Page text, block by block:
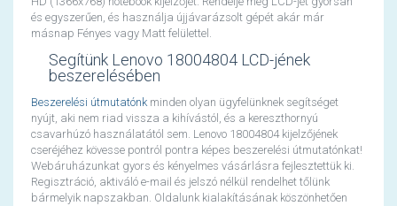
és egyszerűen, és használja újjávarázsolt gépét akár már
másnap Fényes vagy Matt felülettel.
Segítünk Lenovo 18004804 LCD-jének
beszerelésében
Beszerelési útmutatónkminden olyan ügyfelünknek segítséget
nyújt, aki nem riad vissza a kihívástól, és a kereszthornyú
csavarhúzó használatától sem. Lenovo 18004804 kijelzőjének
cseréjéhez kövesse pontról pontra képes beszerelési útmutatónkat!
Webáruházunkat gyors és kényelmes vásárlásra fejlesztettük ki.
Regisztráció, aktiváló e-mail és jelszó nélkül rendelhet tőlünk
bármelyik napszakban. Oldalunk kialakításának köszönhetően